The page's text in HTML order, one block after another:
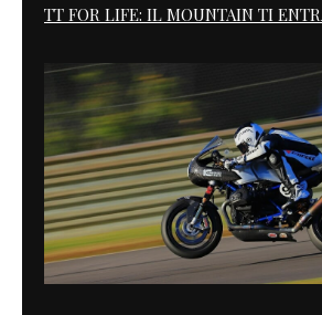
TT FOR LIFE: IL MOUNTAIN TI